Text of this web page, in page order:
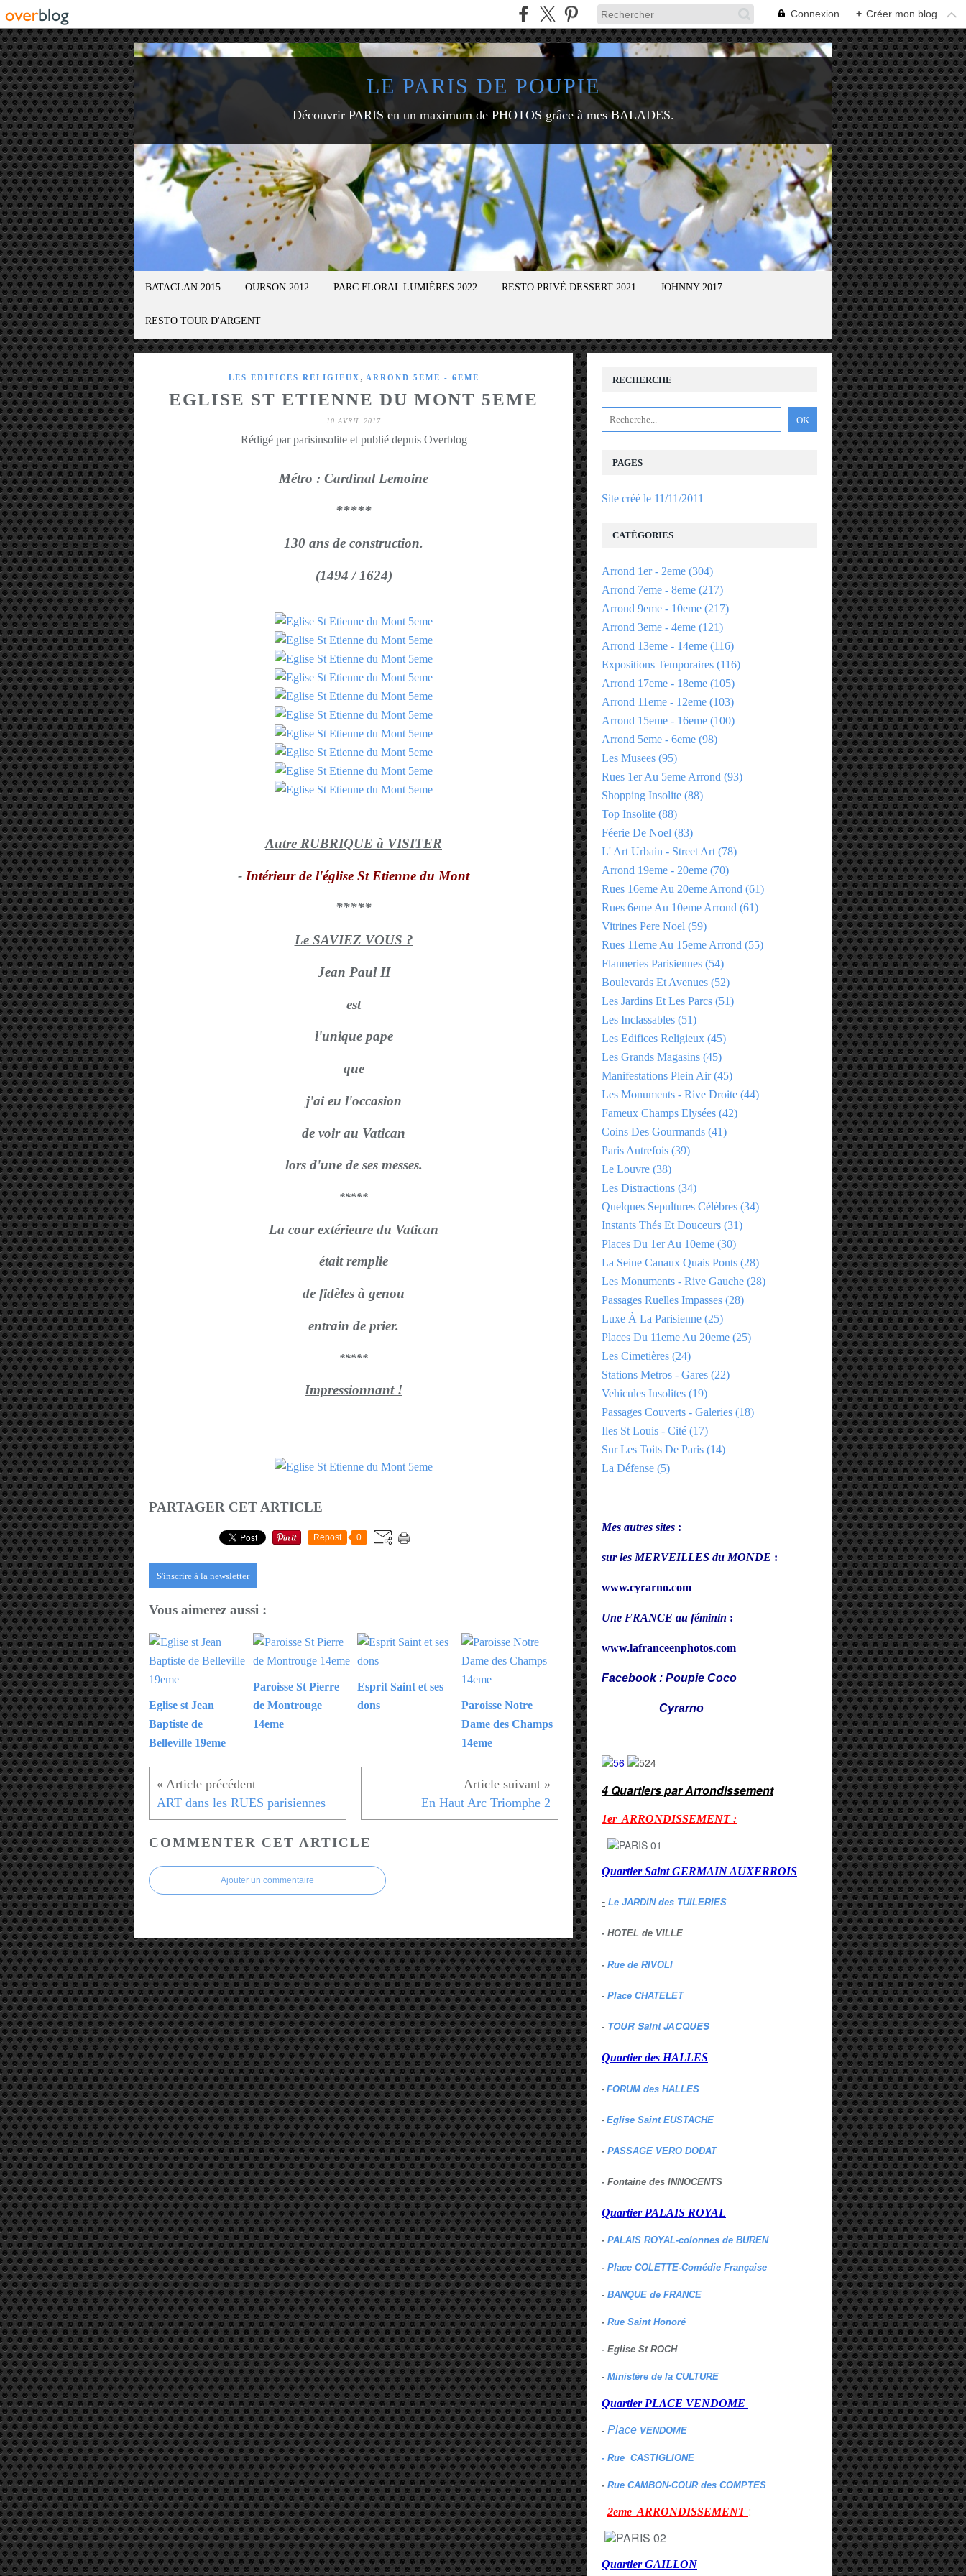
Connexion + Créer mon blog
LE PARIS DE POUPIE
Découvrir PARIS en un maximum de PHOTOS grâce à mes BALADES.
BATACLAN 2015 OURSON 2012 PARC FLORAL LUMIÈRES 2022 RESTO PRIVÉ DESSERT 2021 JOHNNY 2017
RESTO TOUR D'ARGENT
LES EDIFICES RELIGIEUX , ARROND 5EME - 6EME
EGLISE ST ETIENNE DU MONT 5EME
10 AVRIL 2017
Rédigé par parisinsolite et publié depuis Overblog
Métro : Cardinal Lemoine
*****
130 ans de construction.
(1494 / 1624)
Autre RUBRIQUE à VISITER
- Intérieur de l'église St Etienne du Mont
*****
Le SAVIEZ VOUS ?
Jean Paul II
est
l'unique pape
que
j'ai eu l'occasion
de voir au Vatican
lors d'une de ses messes.
*****
La cour extérieure du Vatican
était remplie
de fidèles à genou
entrain de prier.
*****
Impressionnant !
PARTAGER CET ARTICLE
Repost 0
S'inscrire à la newsletter
Vous aimerez aussi :
Eglise st Jean
Baptiste de
Belleville 19eme
Paroisse St Pierre
de Montrouge
14eme
Esprit Saint et ses
dons
Paroisse Notre
Dame des Champs
14eme
ART dans les RUES parisiennes En Haut Arc Triomphe 2
COMMENTER CET ARTICLE
Ajouter un commentaire
RECHERCHE
PAGES
Site créé le 11/11/2011
CATÉGORIES
Arrond 1er - 2eme (304)
Arrond 7eme - 8eme (217)
Arrond 9eme - 10eme (217)
Arrond 3eme - 4eme (121)
Arrond 13eme - 14eme (116)
Expositions Temporaires (116)
Arrond 17eme - 18eme (105)
Arrond 11eme - 12eme (103)
Arrond 15eme - 16eme (100)
Arrond 5eme - 6eme (98)
Les Musees (95)
Rues 1er Au 5eme Arrond (93)
Shopping Insolite (88)
Top Insolite (88)
Féerie De Noel (83)
L' Art Urbain - Street Art (78)
Arrond 19eme - 20eme (70)
Rues 16eme Au 20eme Arrond (61)
Rues 6eme Au 10eme Arrond (61)
Vitrines Pere Noel (59)
Rues 11eme Au 15eme Arrond (55)
Flanneries Parisiennes (54)
Boulevards Et Avenues (52)
Les Jardins Et Les Parcs (51)
Les Inclassables (51)
Les Edifices Religieux (45)
Les Grands Magasins (45)
Manifestations Plein Air(45)
Les Monuments - Rive Droite (44)
Fameux Champs Elysées (42)
Coins Des Gourmands (41)
Paris Autrefois (39)
Le Louvre (38)
Les Distractions (34)
Quelques Sepultures Célèbres (34)
Instants Thés Et Douceurs (31)
Places Du 1er Au 10eme (30)
La Seine Canaux Quais Ponts (28)
Les Monuments - Rive Gauche (28)
Passages Ruelles Impasses (28)
Luxe À La Parisienne (25)
Places Du 11eme Au 20eme (25)
Les Cimetières (24)
Stations Metros - Gares (22)
Vehicules Insolites (19)
Passages Couverts - Galeries (18)
Iles St Louis - Cité (17)
Sur Les Toits De Paris (14)
La Défense (5)
Mes autres sites :
sur les MERVEILLES du MONDE :
www.cyrarno.com
Une FRANCE au féminin :
www.lafranceenphotos.com
Facebook : Poupie Coco
Cyrarno
4 Quartiers par Arrondissement
1er ARRONDISSEMENT :
Quartier Saint GERMAIN AUXERROIS
- Le JARDIN des TUILERIES
- HOTEL de VILLE
- Rue de RIVOLI
- Place CHATELET
- TOUR Saint JACQUES
Quartier des HALLES
- FORUM des HALLES
- Eglise Saint EUSTACHE
- PASSAGE VERO DODAT
- Fontaine des INNOCENTS
Quartier PALAIS ROYAL
- PALAIS ROYAL-colonnes de BUREN
- Place COLETTE-Comédie Française
- BANQUE de FRANCE
- Rue Saint Honoré
- Eglise St ROCH
- Ministère de la CULTURE
Quartier PLACE VENDOME
- Place VENDOME
- Rue CASTIGLIONE
- Rue CAMBON-COUR des COMPTES
2eme ARRONDISSEMENT :
Quartier GAILLON